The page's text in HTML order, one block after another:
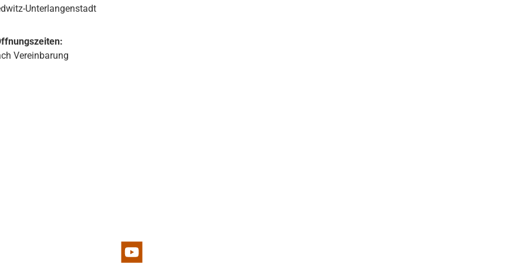
Unterlangenstadt
Vereinbarung
YouTube